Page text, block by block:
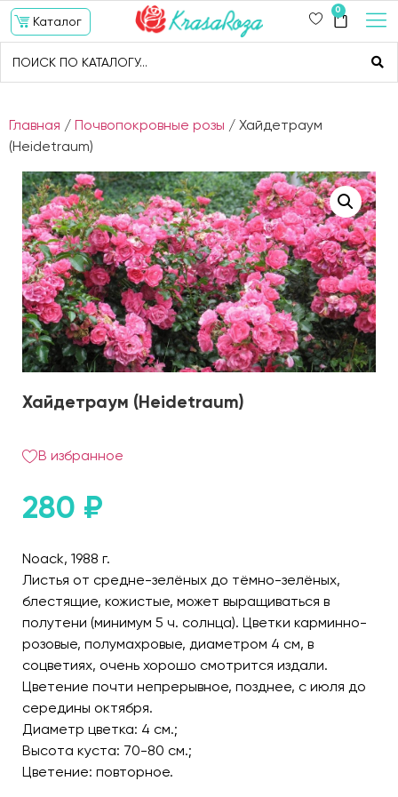
Каталог
0
Главная / Почвопокровные розы / Хайдетраум
(Heidetraum)
Хайдетраум (Heidetraum)
В избранное
280 ₽
Noack, 1988 г.
Листья от средне-зелёных до тёмно-зелёных,
блестящие, кожистые, может выращиваться в
полутени (минимум 5 ч. солнца). Цветки карминно-
розовые, полумахровые, диаметром 4 см, в
соцветиях, очень хорошо смотрится издали.
Цветение почти непрерывное, позднее, с июля до
середины октября.
Диаметр цветка: 4 см.;
Высота куста: 70-80 см.;
Цветение: повторное.